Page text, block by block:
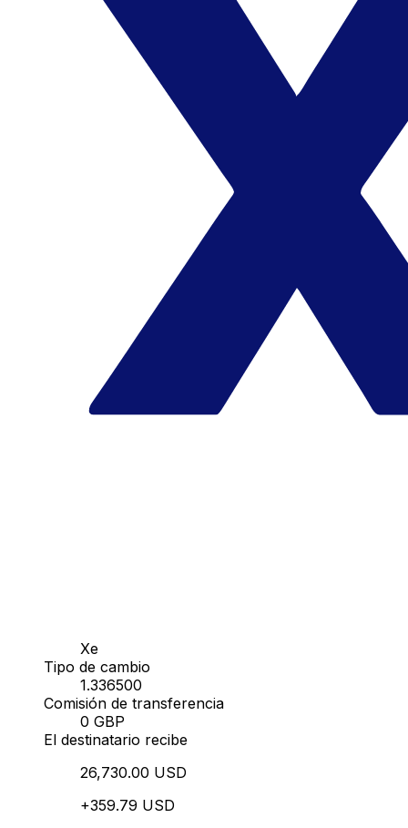
Xe
Tipo de cambio
1.336500
Comisión de transferencia
0 GBP
El destinatario recibe
26,730.00 USD
+359.79 USD